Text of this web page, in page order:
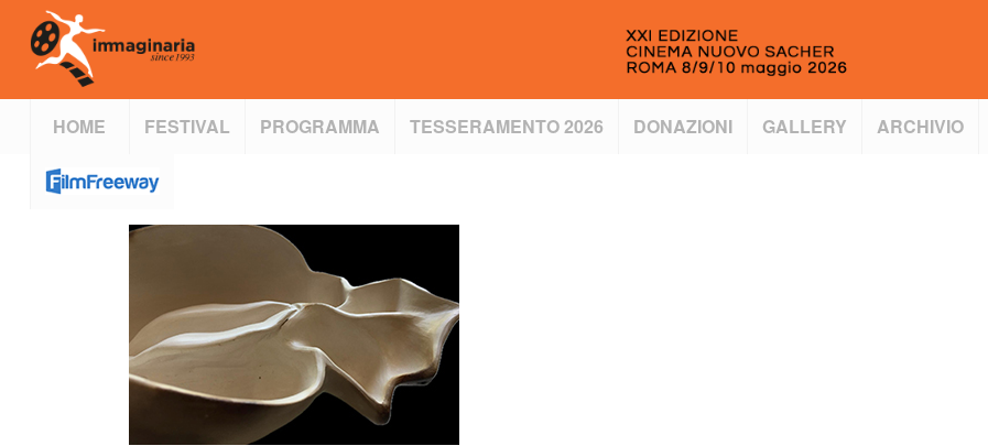
HOME FESTIVAL PROGRAMMA TESSERAMENTO 2026 DONAZIONI GALLERY ARCHIVIO